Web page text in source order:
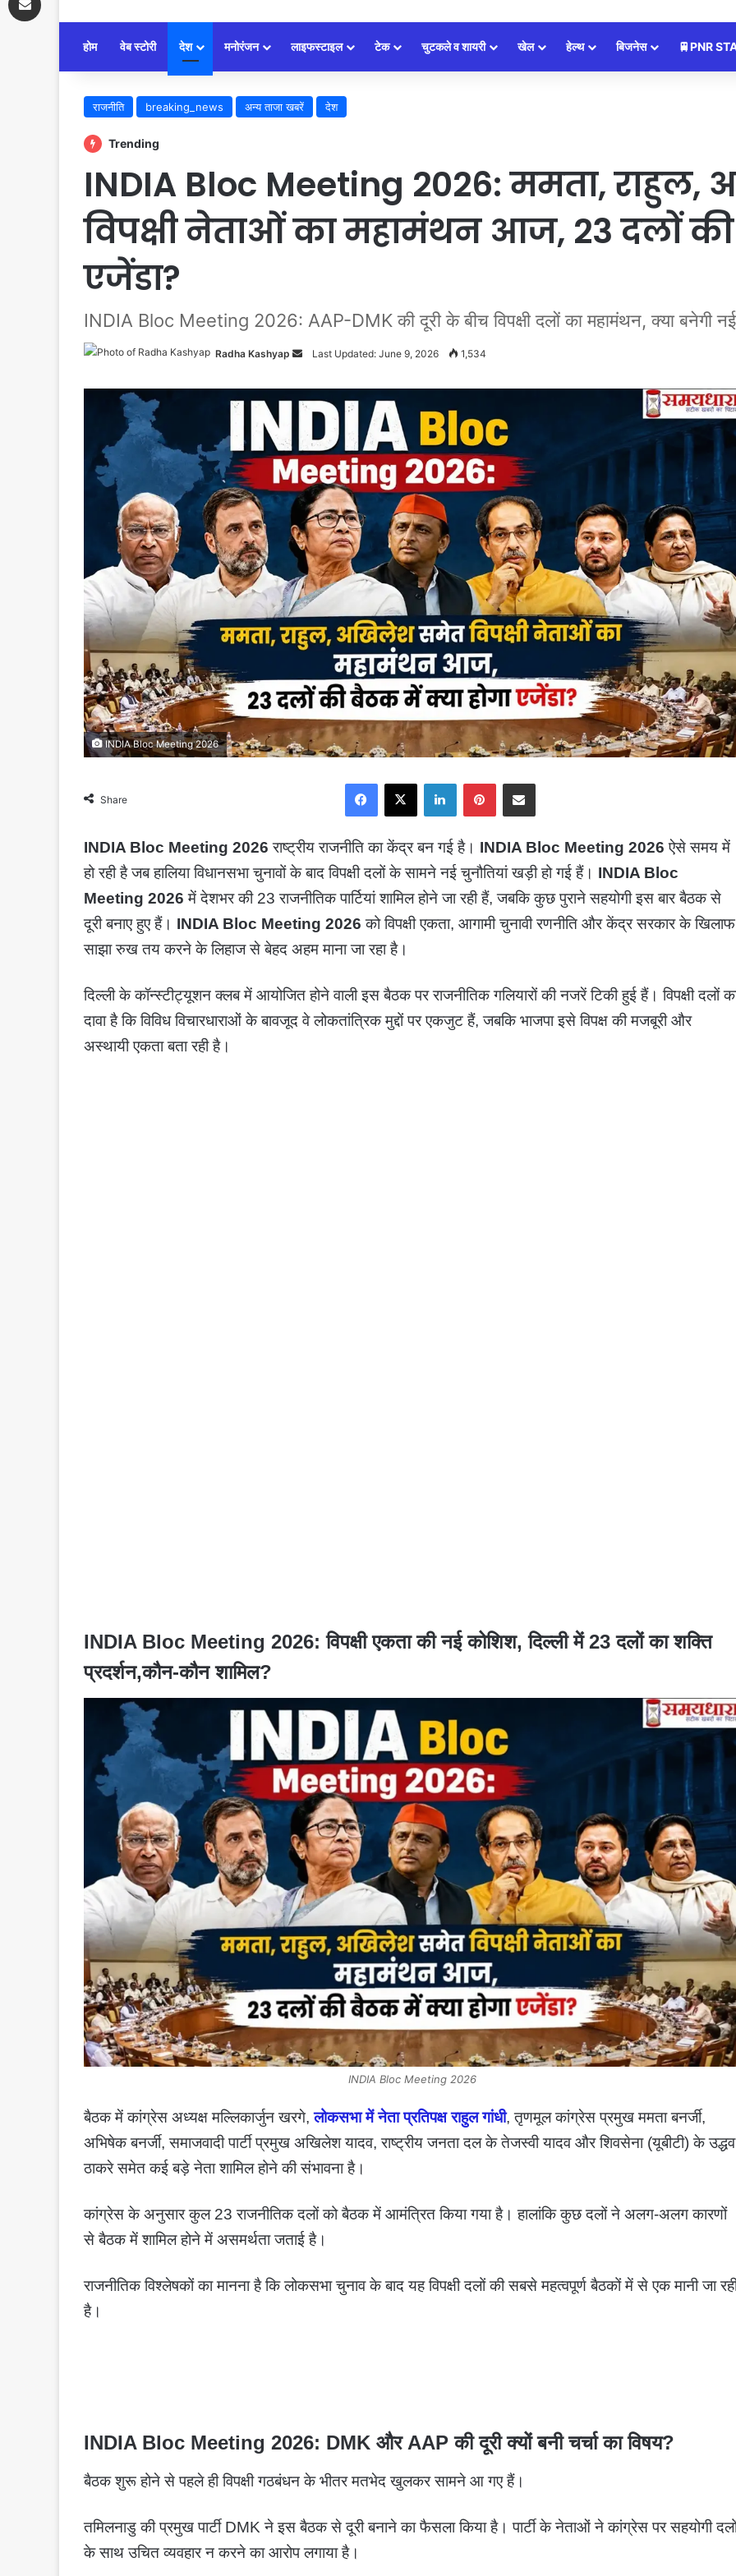
होम वेब स्टोरी देश मनोरंजन लाइफस्टाइल टेक चुटकले व शायरी खेल हेल्थ बिजनेस 🚆PNR
राजनीति breaking_news अन्य ताजा खबरें देश
Trending
INDIA Bloc Meeting 2026: ममता,
विपक्षी नेताओं का महामंथन आज, 23 दलों
एजेंडा?
INDIA Bloc Meeting 2026: AAP-DMK की दूरी के बीच विपक्षी दलों का महामंथन, क्या बनेगी नई
Radha Kashyap
Send
Last Updated: June 9, 2026 1,534
INDIA Bloc Meeting 2026
Share
Facebook X LinkedIn Pinterest Share via Email
INDIA Bloc Meeting 2026 राष्ट्रीय राजनीति का केंद्र बन गई है। INDIA Bloc Meeting 2026 ऐसे समय में
हो रही है जब हालिया विधानसभा चुनावों के बाद विपक्षी दलों के सामने नई चुनौतियां खड़ी हो गई हैं। INDIA Bloc
Meeting 2026 में देशभर की 23 राजनीतिक पार्टियां शामिल होने जा रही हैं, जबकि कुछ पुराने सहयोगी इस बार बैठक से
दूरी बनाए हुए हैं। INDIA Bloc Meeting 2026 को विपक्षी एकता, आगामी चुनावी रणनीति और केंद्र सरकार के खिलाफ
साझा रुख तय करने के लिहाज से बेहद अहम माना जा रहा है।
दिल्ली के कॉन्स्टीट्यूशन क्लब में आयोजित होने वाली इस बैठक पर राजनीतिक गलियारों की नजरें टिकी हुई हैं। विपक्षी दलों
दावा है कि विविध विचारधाराओं के बावजूद वे लोकतांत्रिक मुद्दों पर एकजुट हैं, जबकि भाजपा इसे विपक्ष की मजबूरी और
अस्थायी एकता बता रही है।
INDIA Bloc Meeting 2026: विपक्षी एकता की नई कोशिश, दिल्ली में 23 दलों का शक्ति
प्रदर्शन,कौन-कौन शामिल?
INDIA Bloc Meeting 2026
बैठक में कांग्रेस अध्यक्ष मल्लिकार्जुन खरगे,लोकसभा में नेता प्रतिपक्ष राहुल गांधी, तृणमूल कांग्रेस प्रमुख ममता बनर्जी,
अभिषेक बनर्जी, समाजवादी पार्टी प्रमुख अखिलेश यादव, राष्ट्रीय जनता दल के तेजस्वी यादव और शिवसेना (यूबीटी) के उद्धव
ठाकरे समेत कई बड़े नेता शामिल होने की संभावना है।
कांग्रेस के अनुसार कुल 23 राजनीतिक दलों को बैठक में आमंत्रित किया गया है। हालांकि कुछ दलों ने अलग-अलग कारणों
से बैठक में शामिल होने में असमर्थता जताई है।
राजनीतिक विश्लेषकों का मानना है कि लोकसभा चुनाव के बाद यह विपक्षी दलों की सबसे महत्वपूर्ण बैठकों में से एक मानी जा
है।
INDIA Bloc Meeting 2026: DMK और AAP की दूरी क्यों बनी चर्चा का विषय?
बैठक शुरू होने से पहले ही विपक्षी गठबंधन के भीतर मतभेद खुलकर सामने आ गए हैं।
तमिलनाडु की प्रमुख पार्टी DMK ने इस बैठक से दूरी बनाने का फैसला किया है। पार्टी के नेताओं ने कांग्रेस पर सहयोगी
के साथ उचित व्यवहार न करने का आरोप लगाया है।